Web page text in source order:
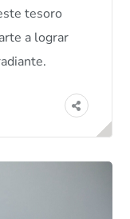
tesoro
a lograr